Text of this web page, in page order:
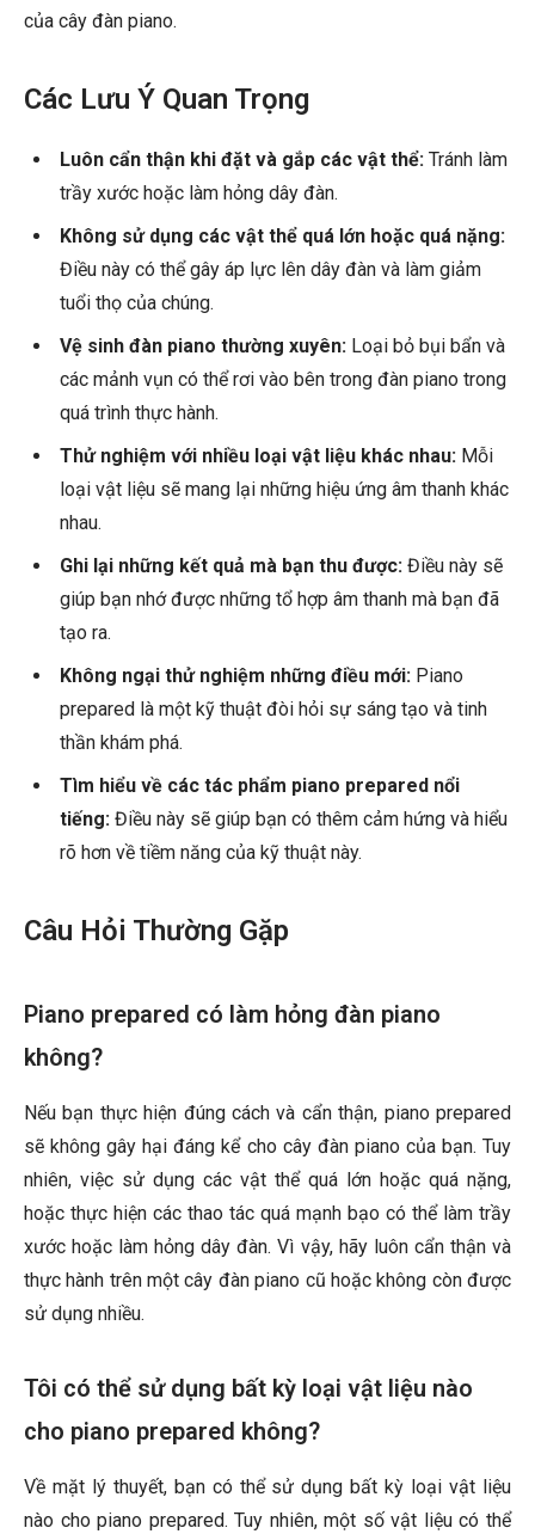
của cây đàn piano.
Các Lưu Ý Quan Trọng
Luôn cẩn thận khi đặt và gắp các vật thể: Tránh làm
trầy xước hoặc làm hỏng dây đàn.
Không sử dụng các vật thể quá lớn hoặc quá nặng:
Điều này có thể gây áp lực lên dây đàn và làm giảm
tuổi thọ của chúng.
Vệ sinh đàn piano thường xuyên: Loại bỏ bụi bẩn và
các mảnh vụn có thể rơi vào bên trong đàn piano trong
quá trình thực hành.
Thử nghiệm với nhiều loại vật liệu khác nhau: Mỗi
loại vật liệu sẽ mang lại những hiệu ứng âm thanh khác
nhau.
Ghi lại những kết quả mà bạn thu được: Điều này sẽ
giúp bạn nhớ được những tổ hợp âm thanh mà bạn đã
tạo ra.
Không ngại thử nghiệm những điều mới: Piano
prepared là một kỹ thuật đòi hỏi sự sáng tạo và tinh
thần khám phá.
Tìm hiểu về các tác phẩm piano prepared nổi
tiếng: Điều này sẽ giúp bạn có thêm cảm hứng và hiểu
rõ hơn về tiềm năng của kỹ thuật này.
Câu Hỏi Thường Gặp
Piano prepared có làm hỏng đàn piano
không?
Nếu bạn thực hiện đúng cách và cẩn thận, piano prepared
sẽ không gây hại đáng kể cho cây đàn piano của bạn. Tuy
nhiên, việc sử dụng các vật thể quá lớn hoặc quá nặng,
hoặc thực hiện các thao tác quá mạnh bạo có thể làm trầy
xước hoặc làm hỏng dây đàn. Vì vậy, hãy luôn cẩn thận và
thực hành trên một cây đàn piano cũ hoặc không còn được
sử dụng nhiều.
Tôi có thể sử dụng bất kỳ loại vật liệu nào
cho piano prepared không?
Về mặt lý thuyết, bạn có thể sử dụng bất kỳ loại vật liệu
nào cho piano prepared. Tuy nhiên, một số vật liệu có thể